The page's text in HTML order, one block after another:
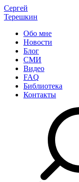
Сергей
Терешкин
Обо мне
Новости
Блог
СМИ
Видео
FAQ
Библиотека
Контакты